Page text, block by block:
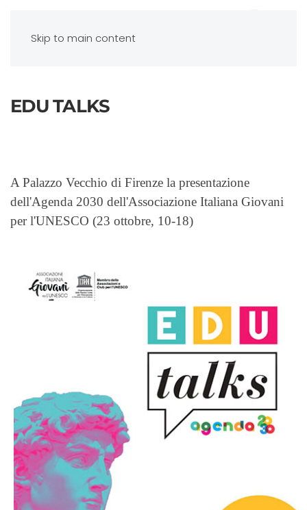
Skip to main content
EDU TALKS
A Palazzo Vecchio di Firenze la presentazione
dell'Agenda 2030 dell'Associazione Italiana Giovani
per l'UNESCO (23 ottobre, 10-18)